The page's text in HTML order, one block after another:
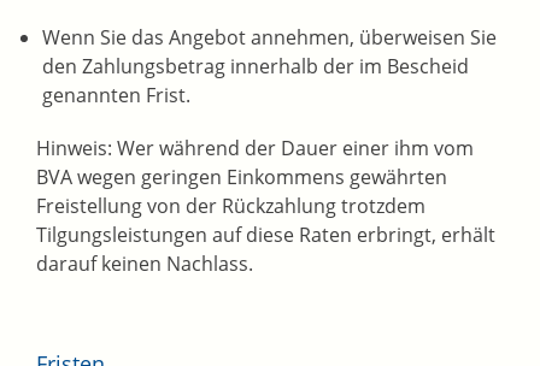
Wenn Sie das Angebot annehmen, überweisen Sie
den Zahlungsbetrag innerhalb der im Bescheid
genannten Frist.
Hinweis: Wer während der Dauer einer ihm vom
BVA wegen geringen Einkommens gewährten
Freistellung von der Rückzahlung trotzdem
Tilgungsleistungen auf diese Raten erbringt, erhält
darauf keinen Nachlass.